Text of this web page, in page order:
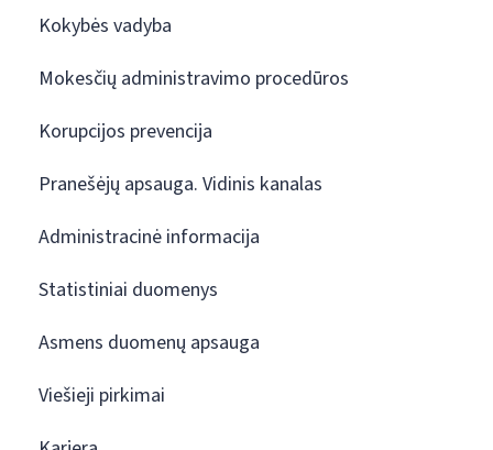
Kokybės vadyba
Mokesčių administravimo procedūros
Korupcijos prevencija
Pranešėjų apsauga. Vidinis kanalas
Administracinė informacija
Statistiniai duomenys
Asmens duomenų apsauga
Viešieji pirkimai